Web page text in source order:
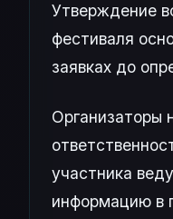
Утверждение
фестиваля
заявках до
Организаторы
участника
информацию в